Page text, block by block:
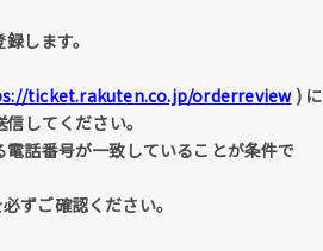
します。
ticket.rakuten.co.jp/orderreview) に
してください。
話番号が一致していることが条件で
ずご確認ください。